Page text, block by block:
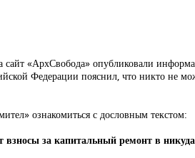
сайт «АрхСвобода» опубликовали
Федерации пояснил, что никто не
ознакомиться с дословным текстом:
взносы за капитальный ремонт в